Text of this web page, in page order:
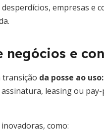
empresas e
negócios e
transição da posse ao
leasing ou
como: